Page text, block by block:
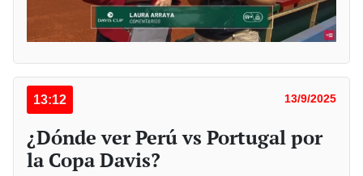
13:12 13/9/2025
¿Dónde ver Perú vs Portugal por
la Copa Davis?